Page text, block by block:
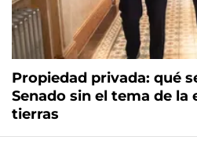
Propiedad privada: qué
Senado sin el tema de
tierras